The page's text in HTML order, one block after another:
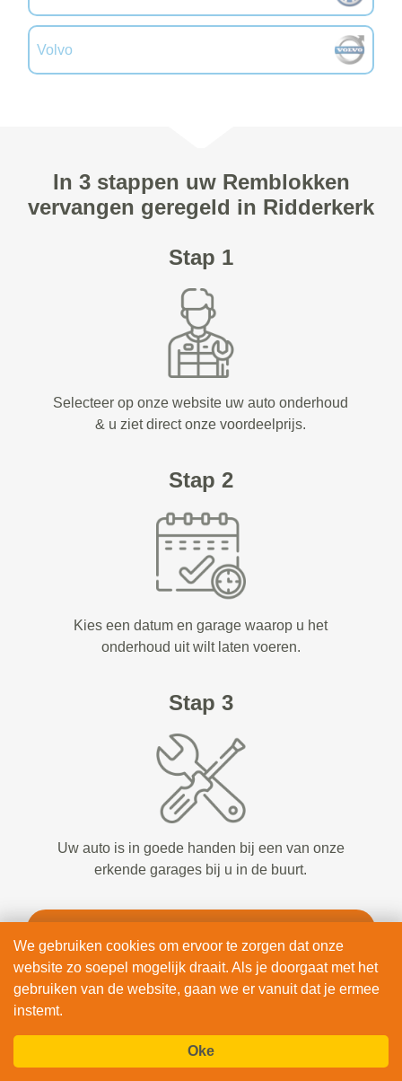
Volvo
In 3 stappen uw Remblokken
vervangen geregeld in Ridderkerk
Stap 1
Selecteer op onze website uw auto onderhoud
& u ziet direct onze voordeelprijs.
Stap 2
Kies een datum en garage waarop u het
onderhoud uit wilt laten voeren.
Stap 3
Uw auto is in goede handen bij een van onze
erkende garages bij u in de buurt.
We gebruiken cookies om ervoor te zorgen dat onze
website zo soepel mogelijk draait. Als je doorgaat met het
gebruiken van de website, gaan we er vanuit dat je ermee
instemt.
Oke